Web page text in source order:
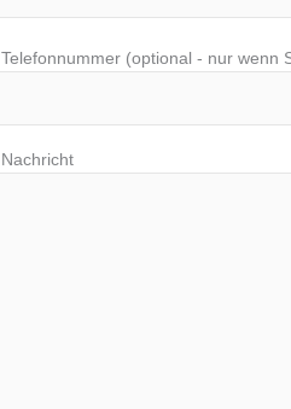
(optional - nur wenn